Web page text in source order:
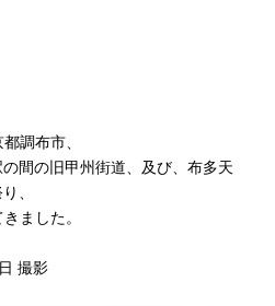
調布市、
間の旧甲州街道、及び、布多天
、
ました。
撮影